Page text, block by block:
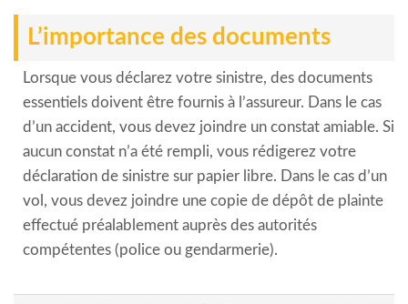
L’importance des documents
Lorsque vous déclarez votre sinistre, des documents
essentiels doivent être fournis à l’assureur. Dans le cas
d’un accident, vous devez joindre un constat amiable. Si
aucun constat n’a été rempli, vous rédigerez votre
déclaration de sinistre sur papier libre. Dans le cas d’un
vol, vous devez joindre une copie de dépôt de plainte
effectué préalablement auprès des autorités
compétentes (police ou gendarmerie).